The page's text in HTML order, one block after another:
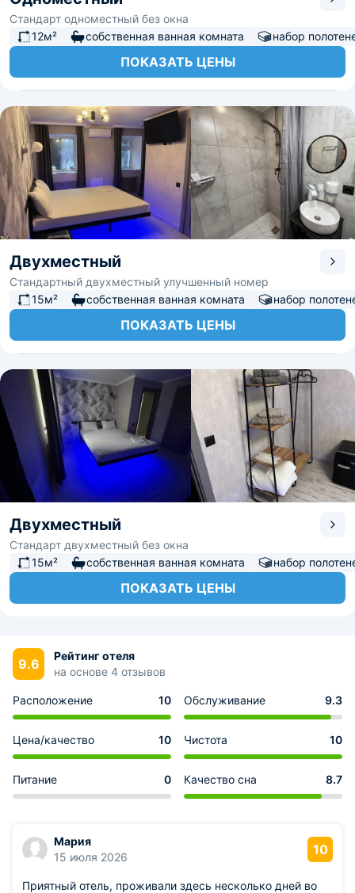
Стандарт одноместный без окна
12м²
собственная ванная комната набор
ПОКАЗАТЬ ЦЕНЫ
Двухместный
Стандартный двухместный улучшенный номер
15м²
собственная ванная комната набор
ПОКАЗАТЬ ЦЕНЫ
Двухместный
Стандарт двухместный без окна
15м²
собственная ванная комната набор
ПОКАЗАТЬ ЦЕНЫ
9.6
Рейтинг отеля
на основе 4 отзывов
Расположение 10 Обслуживание 9.3
Цена/качество 10 Чистота 10
Питание 0 Качество сна 8.7
Мария
15 июля 2026
10
Приятный отель, проживали здесь несколько дней во